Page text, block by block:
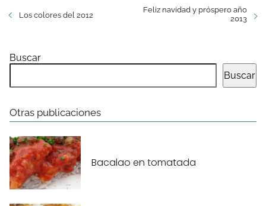
Los colores del 2012
Feliz navidad y próspero año
2013
Buscar
Buscar
Otras publicaciones
Bacalao en tomatada